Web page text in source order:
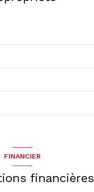
cave
FINANCIER
financières